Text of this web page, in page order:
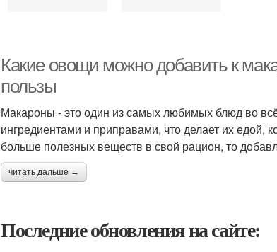
Какие овощи можно добавить к
пользы
Макароны - это один из самых любимых блюд во
ингредиентами и приправами, что делает их едой,
больше полезных веществ в свой рацион, то
читать дальше →
Последние обновления на сайте: